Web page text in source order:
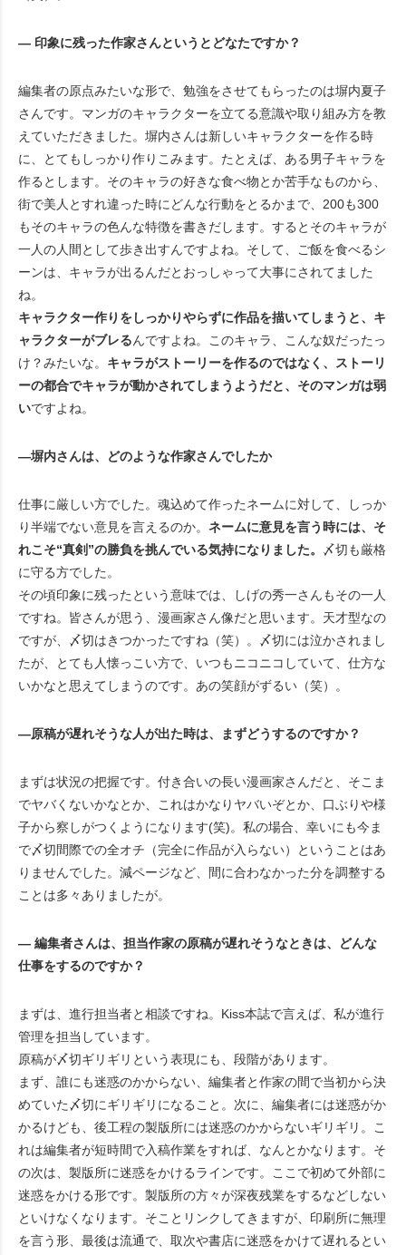
― 印象に残った作家さんというとどなたですか？
編集者の原点みたいな形で、勉強をさせてもらったのは塀内夏子
さんです。マンガのキャラクターを立てる意識や取り組み方を教
えていただきました。塀内さんは新しいキャラクターを作る時
に、とてもしっかり作りこみます。たとえば、ある男子キャラを
作るとします。そのキャラの好きな食べ物とか苦手なものから、
街で美人とすれ違った時にどんな行動をとるかまで、200も300
もそのキャラの色んな特徴を書きだします。するとそのキャラが
一人の人間として歩き出すんですよね。そして、ご飯を食べるシ
ーンは、キャラが出るんだとおっしゃって大事にされてました
ね。
キャラクター作りをしっかりやらずに作品を描いてしまうと、キ
ャラクターがブレるんですよね。このキャラ、こんな奴だったっ
け？みたいな。 キャラがストーリーを作るのではなく、ストーリ
ーの都合でキャラが動かされてしまうようだと、そのマンガは弱
いですよね。
―塀内さんは、どのような作家さんでしたか
仕事に厳しい方でした。魂込めて作ったネームに対して、しっか
り半端でない意見を言えるのか。 ネームに意見を言う時には、そ
れこそ“真剣”の勝負を挑んでいる気持になりました。 〆切も厳格
に守る方でした。
その頃印象に残ったという意味では、しげの秀一さんもその一人
ですね。皆さんが思う、漫画家さん像だと思います。天才型なの
ですが、〆切はきつかったですね（笑）。〆切には泣かされまし
たが、とても人懐っこい方で、いつもニコニコしていて、仕方な
いかなと思えてしまうのです。あの笑顔がずるい（笑）。
―原稿が遅れそうな人が出た時は、まずどうするのですか？
まずは状況の把握です。付き合いの長い漫画家さんだと、そこま
でヤバくないかなとか、これはかなりヤバいぞとか、口ぶりや様
子から察しがつくようになります(笑)。私の場合、幸いにも今ま
で〆切間際での全オチ（完全に作品が入らない）ということはあ
りませんでした。減ページなど、間に合わなかった分を調整する
ことは多々ありましたが。
― 編集者さんは、担当作家の原稿が遅れそうなときは、どんな
仕事をするのですか？
まずは、進行担当者と相談ですね。Kiss本誌で言えば、私が進行
管理を担当しています。
原稿が〆切ギリギリという表現にも、段階があります。
まず、誰にも迷惑のかからない、編集者と作家の間で当初から決
めていた〆切にギリギリになること。次に、編集者には迷惑がか
かるけども、後工程の製版所には迷惑のかからないギリギリ。こ
れは編集者が短時間で入稿作業をすれば、なんとかなります。そ
の次は、製版所に迷惑をかけるラインです。ここで初めて外部に
迷惑をかける形です。製版所の方々が深夜残業をするなどしない
といけなくなります。そことリンクしてきますが、印刷所に無理
を言う形、最後は流通で、取次や書店に迷惑をかけて遅れるとい